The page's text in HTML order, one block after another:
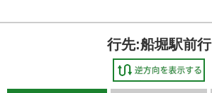
行先:船堀駅前行